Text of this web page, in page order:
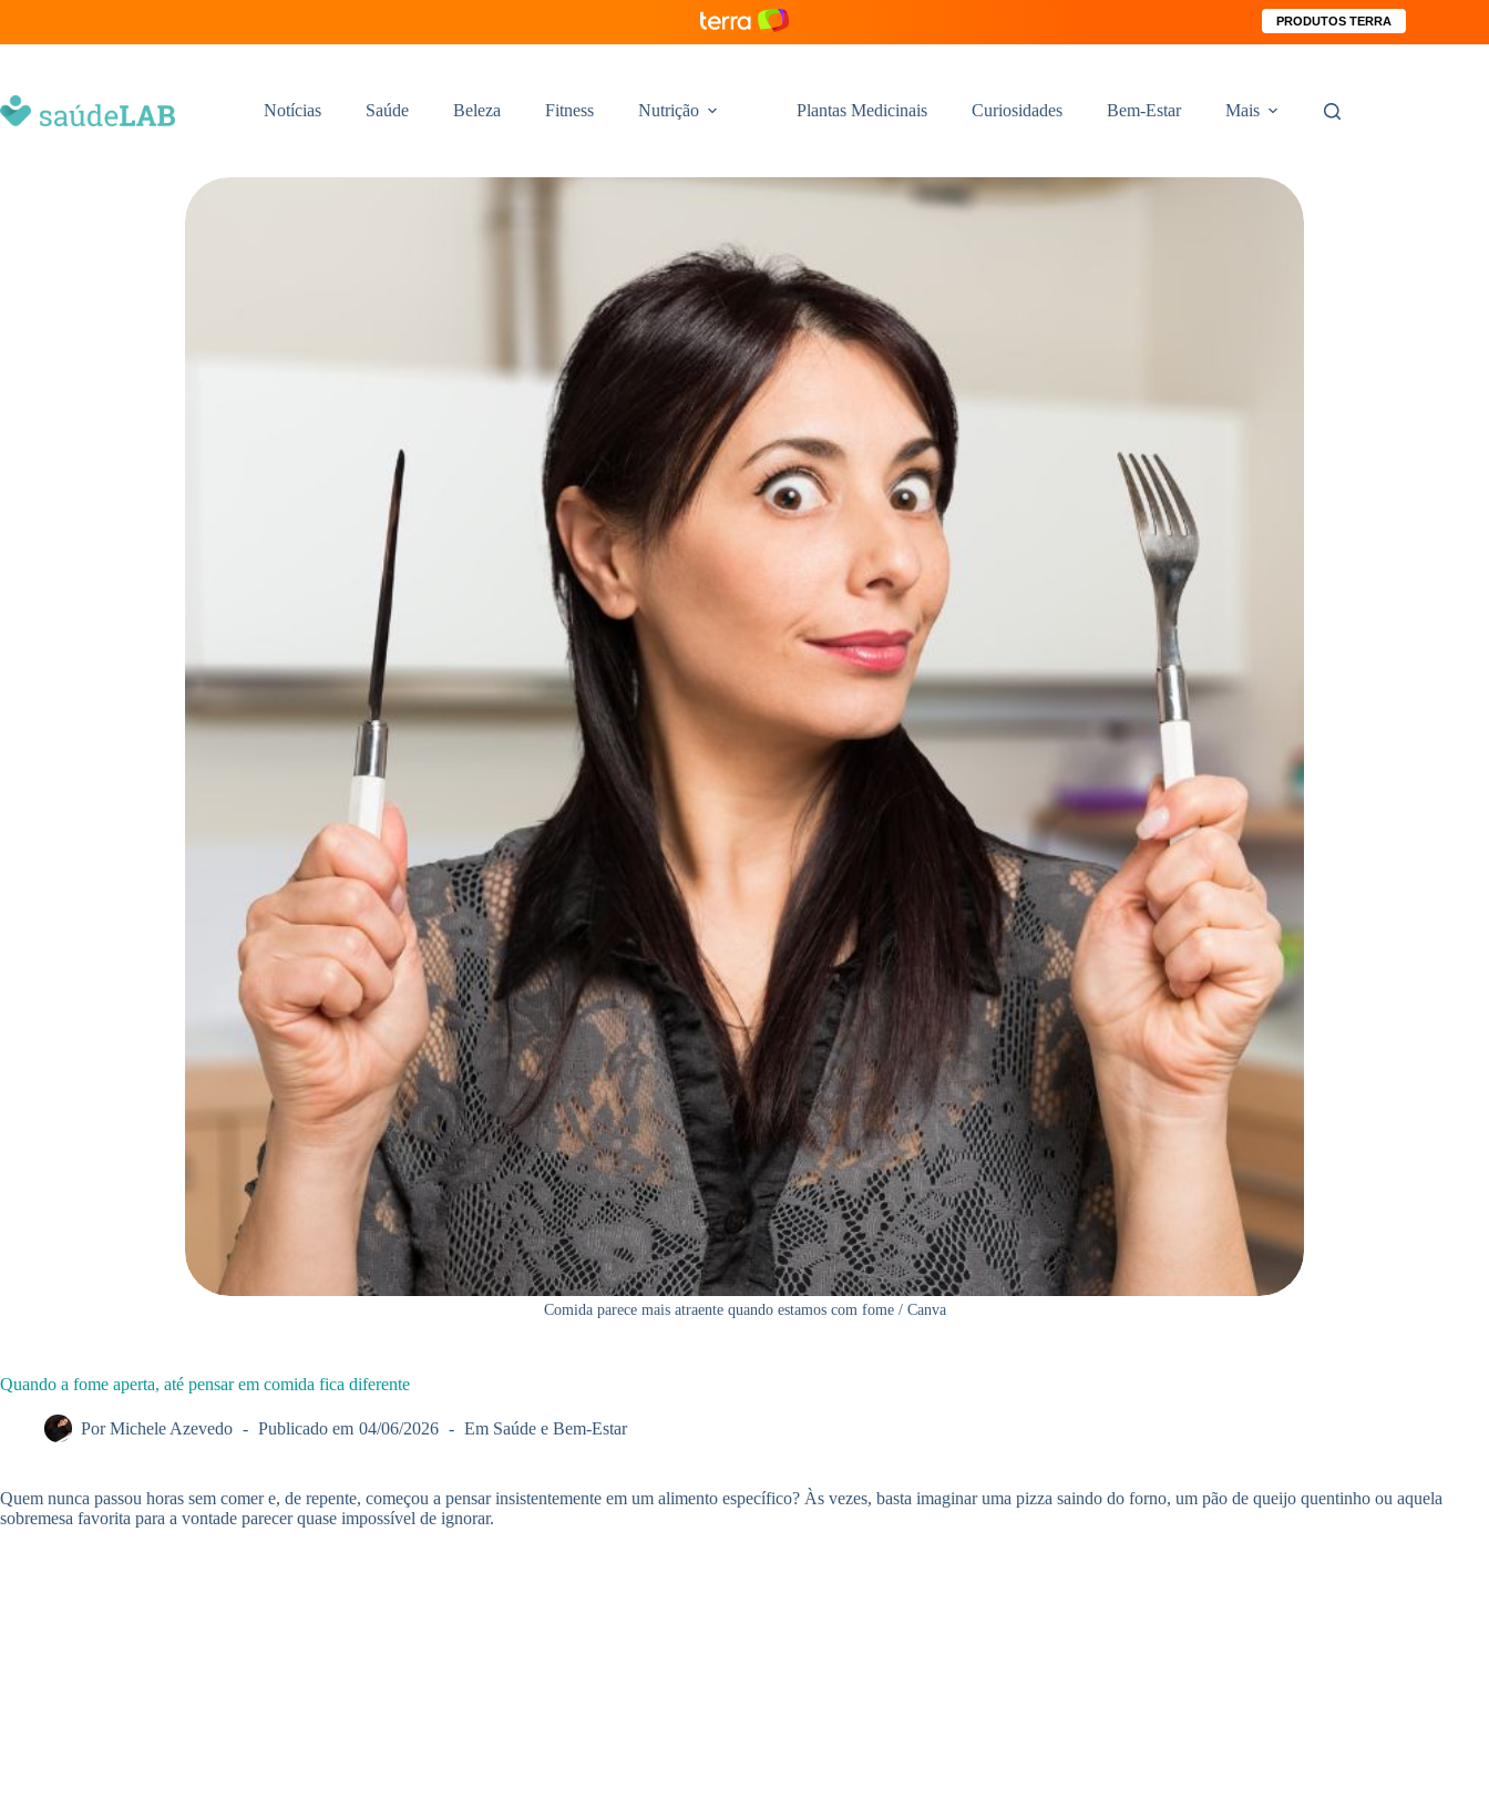
PRODUTOS TERRA
Notícias Saúde Beleza Fitness Nutrição Plantas Medicinais Curiosidades Bem-Estar Mais
Comida parece mais atraente quando estamos com fome / Canva
Quando a fome aperta, até pensar em comida fica diferente
Por Michele Azevedo Publicado em 04/06/2026 Em Saúde e Bem-Estar
Quem nunca passou horas sem comer e, de repente, começou a pensar insistentemente em um alimento específico? Às vezes, basta imaginar uma pizza saindo do forno, um pão de queijo quentinho ou aquela
sobremesa favorita para a vontade parecer quase impossível de ignorar.